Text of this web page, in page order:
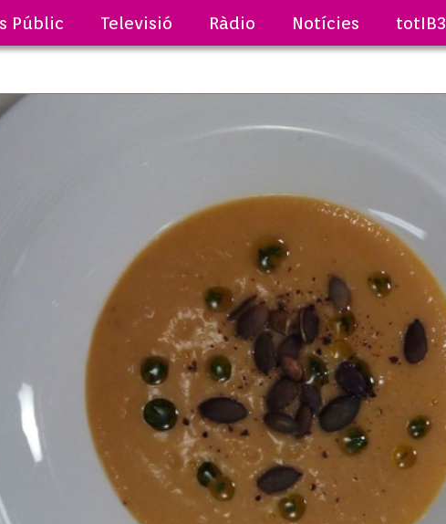
Públic Televisió Ràdio Notícies totIB3